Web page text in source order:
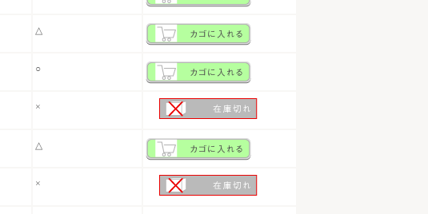
△
○
×
△
×